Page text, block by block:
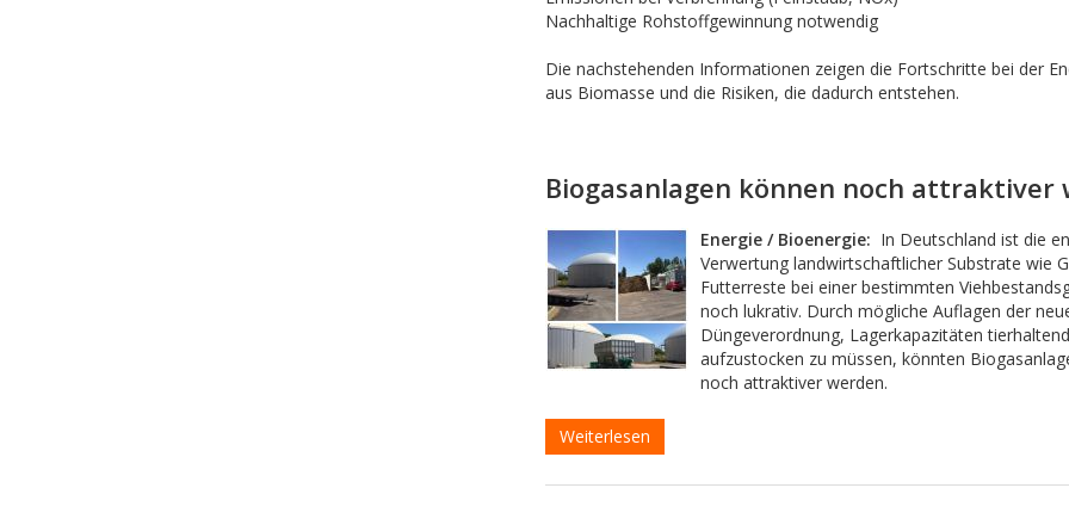
Nachhaltige Rohstoffgewinnung notwendig
Die nachstehenden Informationen zeigen die Fortschritte bei der
aus Biomasse und die Risiken, die dadurch entstehen.
Biogasanlagen können noch attraktiver
Energie / Bioenergie: In Deutschland ist die
Verwertung landwirtschaftlicher Substrate wie
Futterreste bei einer bestimmten
noch lukrativ. Durch mögliche Auflagen der
Düngeverordnung, Lagerkapazitäten
aufzustocken zu müssen, könnten
noch attraktiver werden.
Weiterlesen